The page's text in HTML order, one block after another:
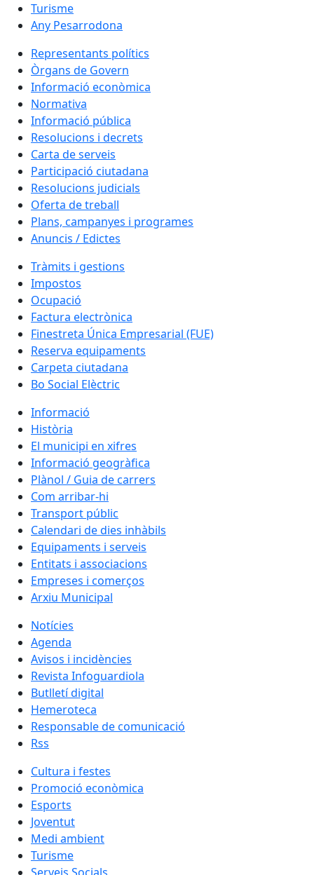
Turisme
Any Pesarrodona
Representants polítics
Òrgans de Govern
Informació econòmica
Normativa
Informació pública
Resolucions i decrets
Carta de serveis
Participació ciutadana
Resolucions judicials
Oferta de treball
Plans, campanyes i programes
Anuncis / Edictes
Tràmits i gestions
Impostos
Ocupació
Factura electrònica
Finestreta Única Empresarial (FUE)
Reserva equipaments
Carpeta ciutadana
Bo Social Elèctric
Informació
Història
El municipi en xifres
Informació geogràfica
Plànol / Guia de carrers
Com arribar-hi
Transport públic
Calendari de dies inhàbils
Equipaments i serveis
Entitats i associacions
Empreses i comerços
Arxiu Municipal
Notícies
Agenda
Avisos i incidències
Revista Infoguardiola
Butlletí digital
Hemeroteca
Responsable de comunicació
Rss
Cultura i festes
Promoció econòmica
Esports
Joventut
Medi ambient
Turisme